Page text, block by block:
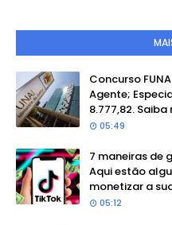
Concurso
Agente;
8.777,82. Saiba
05:49
7 maneiras de
Aqui estão
monetizar a
05:12